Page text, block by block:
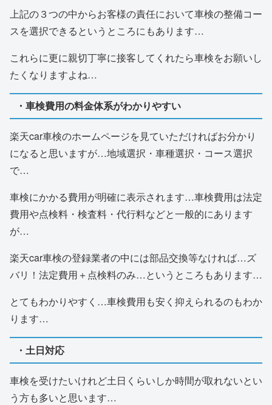
上記の３つの中からお客様の責任において車検の整備コー
スを選択できるというところにもあります…
これらに更に親切丁寧に接客してくれたら車検をお願いし
たくなりますよね…
・車検費用の料金体系がわかりやすい
楽天car車検のホームページを見ていただければお分かり
になると思いますが…地域選択・車種選択・コース選択
で…
車検にかかる費用が明確に表示されます…車検費用は法定
費用や点検料・検査料・代行料などと一般的にあります
が…
楽天car車検の登録業者の中には部品交換等なければ…ズ
バリ！法定費用＋点検料のみ…というところもあります…
とてもわかりやすく…車検費用も安く抑えられるのもわか
ります…
・土日対応
車検を受けたいけれど土日くらいしか時間が取れないとい
う方も多いと思います…